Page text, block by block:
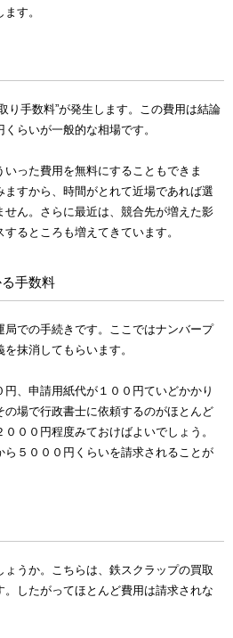
す。
り手数料”が発生します。この費用は結論
らいが一般的な相場です。
った費用を無料にすることもできま
すから、時間がとれて近場であれば選
ん。さらに最近は、競合先が増えた影
るところも増えてきています。
手数料
での手続きです。ここではナンバープ
抹消してもらいます。
、申請用紙代が１００円ていどかかり
の場で行政書士に依頼するのがほとんど
００円程度みておけばよいでしょう。
５０００円くらいを請求されることが
うか。こちらは、鉄スクラップの買取
。したがってほとんど費用は請求されな